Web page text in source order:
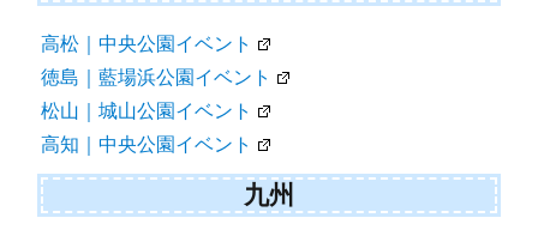
高松｜中央公園イベント
徳島｜藍場浜公園イベント
松山｜城山公園イベント
高知｜中央公園イベント
九州